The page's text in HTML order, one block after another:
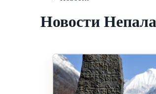
Новости